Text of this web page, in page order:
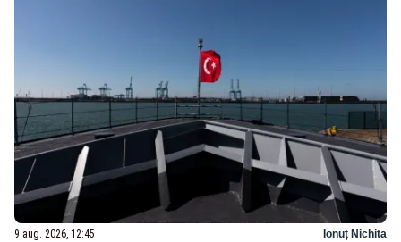
9 aug. 2026, 12:45 Ionuț Nichita